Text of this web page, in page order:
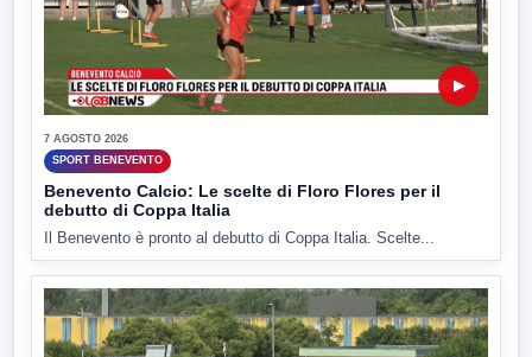
▶
7 AGOSTO 2026
SPORT BENEVENTO
Benevento Calcio: Le scelte di Floro Flores per il
debutto di Coppa Italia
Il Benevento è pronto al debutto di Coppa Italia. Scelte...